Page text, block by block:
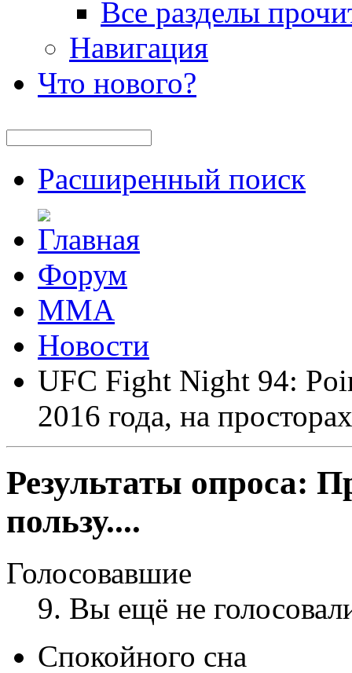
Все разделы
Навигация
Что нового?
Расширенный поиск
Форум
ММА
Новости
UFC Fight Night 94:
2016 года, на
Результаты опроса:
пользу....
Голосовавшие
9. Вы ещё не
Спокойного сна